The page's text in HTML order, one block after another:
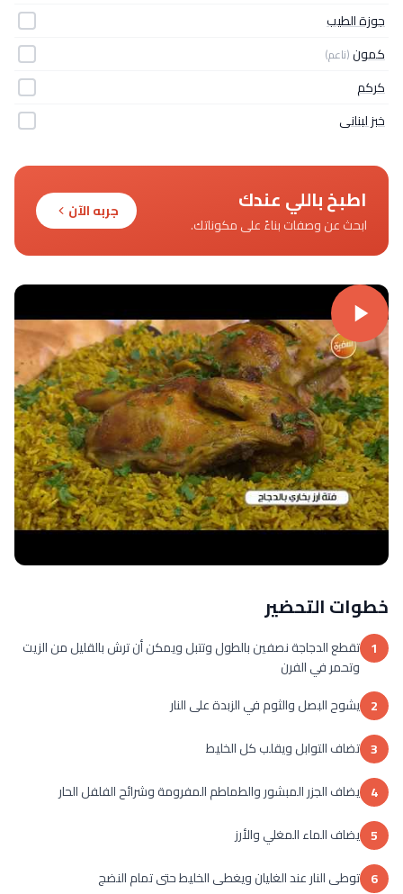
جوزة الطيب
كمون(ناعم)
كركم
خبز لبنانى
اطبخ باللي عندك
ابحث عن وصفات بناءً على مكوناتك.
جربه الآن
خطوات التحضير
1 تقطع الدجاجة نصفين بالطول وتتبل ويمكن أن ترش بالقليل من الزيت
وتحمر في الفرن
2 يشوح البصل والثوم في الزبدة على النار
3 تضاف التوابل ويقلب كل الخليط
4 يضاف الجزر المبشور والطماطم المفرومة وشرائح الفلفل الحار
5 يضاف الماء المغلي والأرز
6 توطى النار عند الغليان ويغطى الخليط حتى تمام النضج